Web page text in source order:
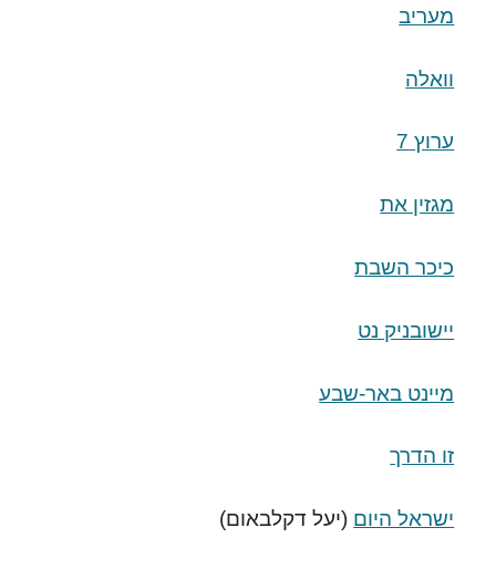
מעריב
וואלה
ערוץ 7
מגזין את
כיכר השבת
יישובניק נט
מיינט באר-שבע
זו הדרך
ישראל היום (יעל דקלבאום)